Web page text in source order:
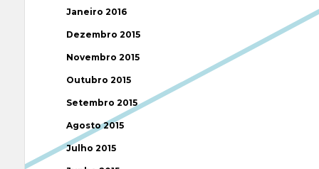
Janeiro 2016
Dezembro 2015
Novembro 2015
Outubro 2015
Setembro 2015
Agosto 2015
Julho 2015